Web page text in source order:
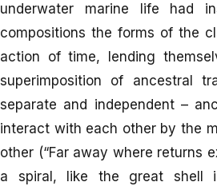
underwater marine life had
compositions the forms of the
action of time, lending
superimposition of ancestral
separate and independent –
interact with each other by the
other (“Far away where returns
a spiral, like the great shell